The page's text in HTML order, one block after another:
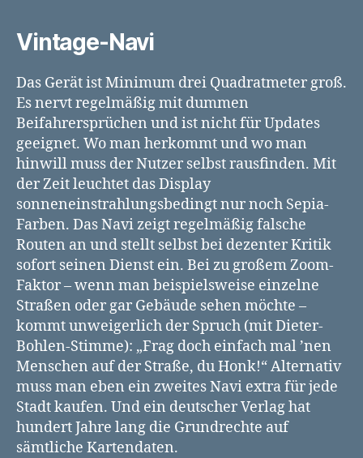
Vintage-Navi
Das Gerät ist Minimum drei Quadratmeter groß.
Es nervt regelmäßig mit dummen
Beifahrersprüchen und ist nicht für Updates
geeignet. Wo man herkommt und wo man
hinwill muss der Nutzer selbst rausfinden. Mit
der Zeit leuchtet das Display
sonneneinstrahlungsbedingt nur noch Sepia-
Farben. Das Navi zeigt regelmäßig falsche
Routen an und stellt selbst bei dezenter Kritik
sofort seinen Dienst ein. Bei zu großem Zoom-
Faktor – wenn man beispielsweise einzelne
Straßen oder gar Gebäude sehen möchte –
kommt unweigerlich der Spruch (mit Dieter-
Bohlen-Stimme): „Frag doch einfach mal ’nen
Menschen auf der Straße, du Honk!“ Alternativ
muss man eben ein zweites Navi extra für jede
Stadt kaufen. Und ein deutscher Verlag hat
hundert Jahre lang die Grundrechte auf
sämtliche Kartendaten.